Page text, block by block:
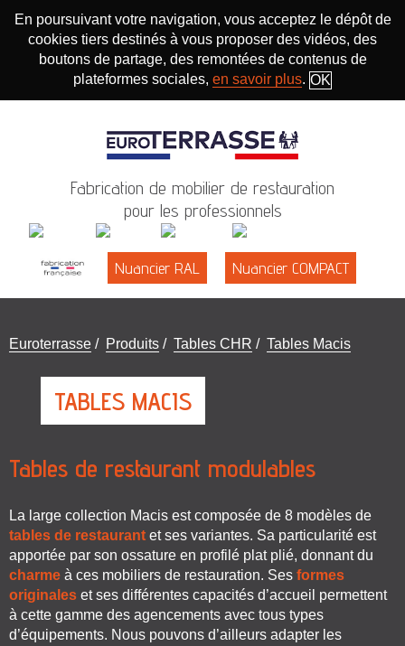
En poursuivant votre navigation, vous acceptez le dépôt de
cookies tiers destinés à vous proposer des vidéos, des
boutons de partage, des remontées de contenus de
plateformes sociales, en savoir plus. OK
Fabrication de mobilier de restauration
pour les professionnels
Nuancier RAL Nuancier COMPACT
Vous
Euroterrasse / Produits / Tables CHR / Tables Macis
TABLES MACIS
Tables de restaurant modulables
La large collection Macis est composée de 8 modèles de
tables de restaurant et ses variantes. Sa particularité est
apportée par son ossature en profilé plat plié, donnant du
charme à ces mobiliers de restauration. Ses formes
originales et ses différentes capacités d’accueil permettent
à cette gamme des agencements avec tous types
d’équipements. Nous pouvons d’ailleurs adapter les